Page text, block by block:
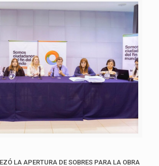
LA APERTURA DE SOBRES PARA LA OBRA